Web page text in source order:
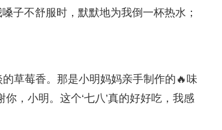
子不舒服时，默默地为我倒一杯热水；
草莓香。那是小明妈妈亲手制作的🔥味
，小明。这个‘七八’真的好好吃，我感